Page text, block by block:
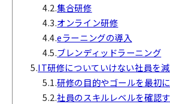
4.2.集合研修
4.3.オンライン研修
4.4.eラーニングの導入
4.5.ブレンディッドラーニング
5.IT研修についていけない社員を
5.1.研修の目的やゴールを最初
5.2.社員のスキルレベルを確認